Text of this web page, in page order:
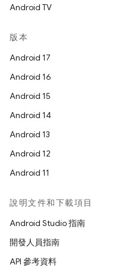
Android TV
版本
Android 17
Android 16
Android 15
Android 14
Android 13
Android 12
Android 11
說明文件和下載項目
Android Studio 指南
開發人員指南
API 參考資料